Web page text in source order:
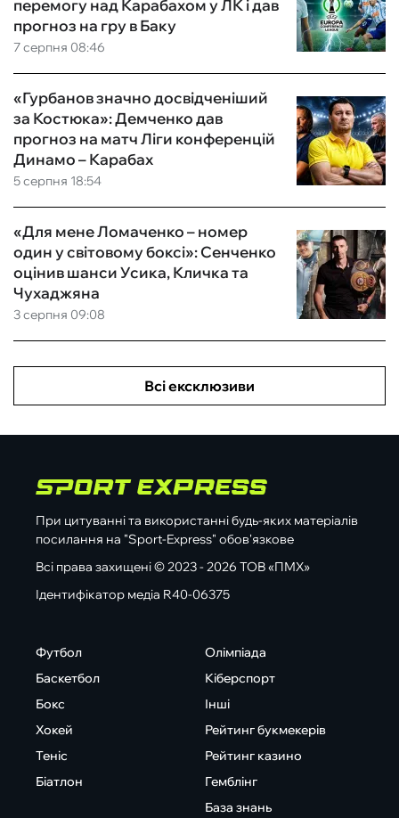
7 серпня 08:46
перемогу над Карабахом у ЛК і дав
прогноз на гру в Баку
5 серпня 18:54
«Гурбанов значно досвідченіший
за Костюка»: Демченко дав
прогноз на матч Ліги конференцій
Динамо – Карабах
3 серпня 09:08
«Для мене Ломаченко – номер
один у світовому боксі»: Сенченко
оцінив шанси Усика, Кличка та
Чухаджяна
Всі ексклюзиви
При цитуванні та використанні будь-яких матеріалів
посилання на "Sport-Express" обов'язкове
Всі права захищені © 2023 - 2026 ТОВ «ПМХ»
Ідентифікатор медіа R40-06375
Футбол
Баскетбол
Бокс
Хокей
Теніс
Біатлон
Олімпіада
Кіберспорт
Інші
Рейтинг букмекерів
Рейтинг казино
Гемблінг
База знань